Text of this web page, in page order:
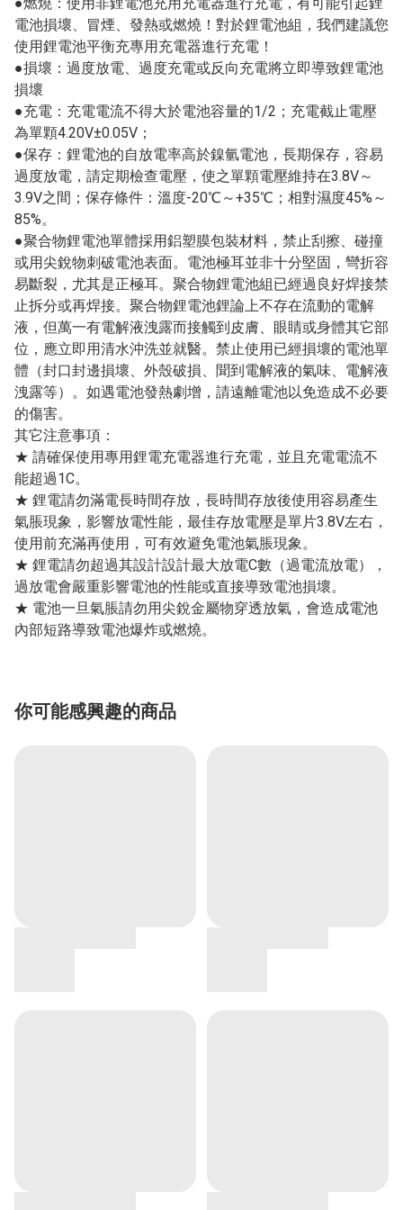
●燃燒：使用非鋰電池充用充電器進行充電，有可能引起鋰
電池損壞、冒煙、發熱或燃燒！對於鋰電池組，我們建議您
使用鋰電池平衡充專用充電器進行充電！
●損壞：過度放電、過度充電或反向充電將立即導致鋰電池
損壞
●充電：充電電流不得大於電池容量的1/2；充電截止電壓
為單顆4.20V±0.05V；
●保存：鋰電池的自放電率高於鎳氫電池，長期保存，容易
過度放電，請定期檢查電壓，使之單顆電壓維持在3.8V～
3.9V之間；保存條件：溫度-20℃～+35℃；相對濕度45%～
85%。
●聚合物鋰電池單體採用鋁塑膜包裝材料，禁止刮擦、碰撞
或用尖銳物刺破電池表面。電池極耳並非十分堅固，彎折容
易斷裂，尤其是正極耳。聚合物鋰電池組已經過良好焊接禁
止拆分或再焊接。聚合物鋰電池鋰論上不存在流動的電解
液，但萬一有電解液洩露而接觸到皮膚、眼睛或身體其它部
位，應立即用清水沖洗並就醫。禁止使用已經損壞的電池單
體（封口封邊損壞、外殼破損、聞到電解液的氣味、電解液
洩露等）。如遇電池發熱劇增，請遠離電池以免造成不必要
的傷害。
其它注意事項：
★ 請確保使用專用鋰電充電器進行充電，並且充電電流不
能超過1C。
★ 鋰電請勿滿電長時間存放，長時間存放後使用容易產生
氣脹現象，影響放電性能，最佳存放電壓是單片3.8V左右，
使用前充滿再使用，可有效避免電池氣脹現象。
★ 鋰電請勿超過其設計設計最大放電C數（過電流放電），
過放電會嚴重影響電池的性能或直接導致電池損壞。
★ 電池一旦氣脹請勿用尖銳金屬物穿透放氣，會造成電池
內部短路導致電池爆炸或燃燒。
你可能感興趣的商品